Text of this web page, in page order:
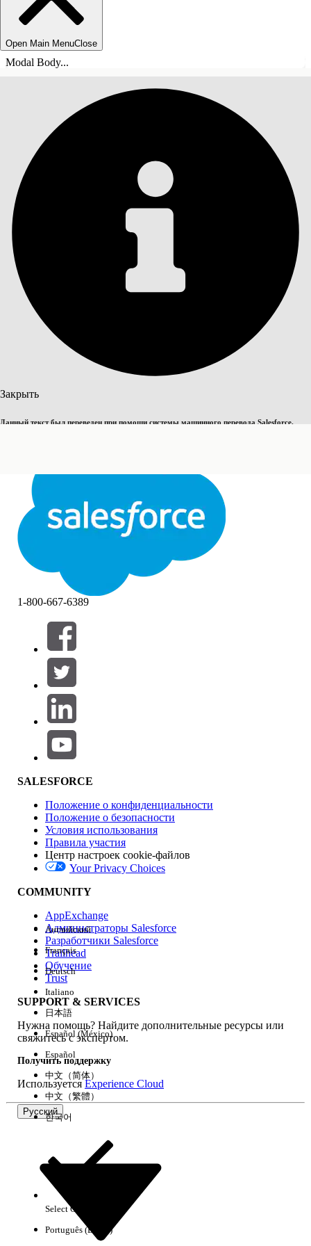
Open Main MenuClose
Modal Body...
Закрыть
Данный текст был переведен при помощи системы машинного перевода Salesforce.
Закрыть
СОДЕРЖАНИЕ
Фильтровать по (0)
ВЫБРАТЬ ФИЛЬТРЫ
Область продуктов
Влияние на функции
Версия
Возможности
Очистить все Готово
Результаты отсутствуют
1-800-667-6389
SALESFORCE
Положение о конфиденциальности
Положение о безопасности
Условия использования
Правила участия
Центр настроек cookie-файлов
Your Privacy Choices
COMMUNITY
AppExchange
Администраторы Salesforce
Разработчики Salesforce
Trailhead
Обучение
Trust
SUPPORT & SERVICES
Нужна помощь? Найдите дополнительные ресурсы или
свяжитесь с экспертом.
Получить поддержку
ИспользуетсяExperience Cloud
Русский
Английский
Français
Deutsch
Italiano
日本語
Español (México)
Español
中文（简体）
中文（繁體）
한국어
Select Org
Português (Brasil)